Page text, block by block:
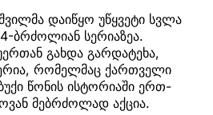
დაიწყო უწყვეტი სვლა
ბრძოლიან სერიაზეა.
გახდა გარდატეხა,
რომელმაც ქართველი
წონის ისტორიაში ერთ-
მებრძოლად აქცია.